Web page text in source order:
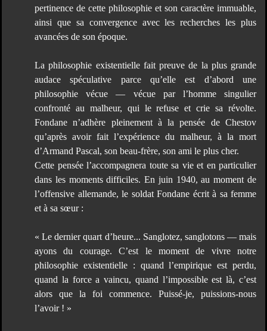
pertinence de cette philosophie et son caractère immuable,
ainsi que sa convergence avec les recherches les plus
avancées de son époque.
La philosophie existentielle fait preuve de la plus grande
audace spéculative parce qu’elle est d’abord une
philosophie vécue — vécue par l’homme singulier
confronté au malheur, qui le refuse et crie sa révolte.
Fondane n’adhère pleinement à la pensée de Chestov
qu’après avoir fait l’expérience du malheur, à la mort
d’Armand Pascal, son beau-frère, son ami le plus cher.
Cette pensée l’accompagnera toute sa vie et en particulier
dans les moments difficiles. En juin 1940, au moment de
l’offensive allemande, le soldat Fondane écrit à sa femme
et à sa sœur :
« Le dernier quart d’heure... Sanglotez, sanglotons — mais
ayons du courage. C’est le moment de vivre notre
philosophie existentielle : quand l’empirique est perdu,
quand la force a vaincu, quand l’impossible est là, c’est
alors que la foi commence. Puissé-je, puissions-nous
l’avoir ! »